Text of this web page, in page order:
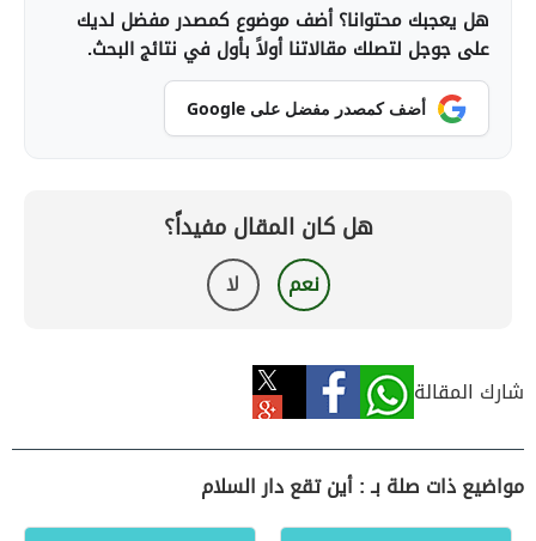
هل يعجبك محتوانا؟ أضف موضوع كمصدر مفضل لديك
على جوجل لتصلك مقالاتنا أولاً بأول في نتائج البحث.
أضف كمصدر مفضل على Google
هل كان المقال مفيداً؟
نعم لا
شارك المقالة
مواضيع ذات صلة بـ : أين تقع دار السلام